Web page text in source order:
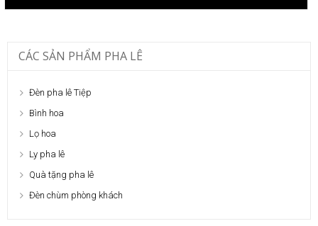
CÁC SẢN PHẨM PHA LÊ
Đèn pha lê Tiệp
Bình hoa
Lọ hoa
Ly pha lê
Quà tặng pha lê
Đèn chùm phòng khách